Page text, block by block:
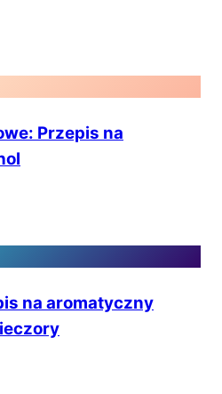
Przepis na
na aromatyczny